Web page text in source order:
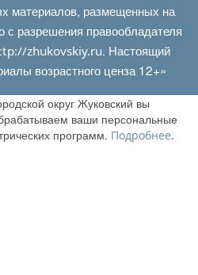
материалов, размещенных на
с разрешения правообладателя
zhukovskiy.ru. Настоящий
возрастного ценза 12+»
округ Жуковский вы
ваши персональные
программ. Подробнее.